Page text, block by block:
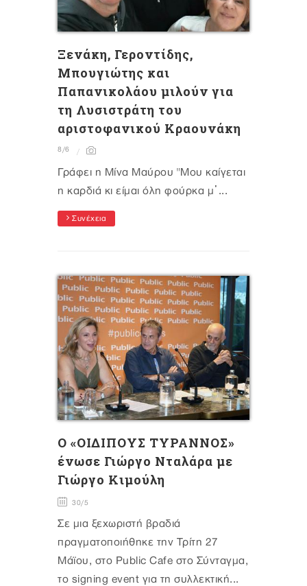
Ξενάκη, Γεροντίδης,
Μπουγιώτης και
Παπανικολάου μιλούν για
τη Λυσιστράτη του
αριστοφανικού Κραουνάκη
8/6
Γράφει η Μίνα Μαύρου "Μου καίγεται
η καρδιά κι είμαι όλη φούρκα μ᾽...
Συνέχεια
O «ΟΙΔΙΠΟΥΣ ΤΥΡΑΝΝΟΣ»
ένωσε Γιώργο Νταλάρα με
Γιώργο Κιμούλη
30/5
Σε μια ξεχωριστή βραδιά
πραγματοποιήθηκε την Τρίτη 27
Μάϊου, στο Public Cafe στο Σύνταγμα,
το signing event για τη συλλεκτική...